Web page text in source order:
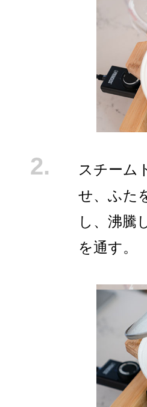
スチーム
せ、ふた
し、沸騰
を通す。